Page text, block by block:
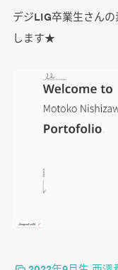
デジLIG卒業生さん
します★